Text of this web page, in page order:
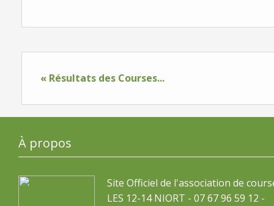
« Résultats des Courses...
À propos
Site Officiel de l'association de
LES 12-14 NIORT - 07 67 96 59 12 -